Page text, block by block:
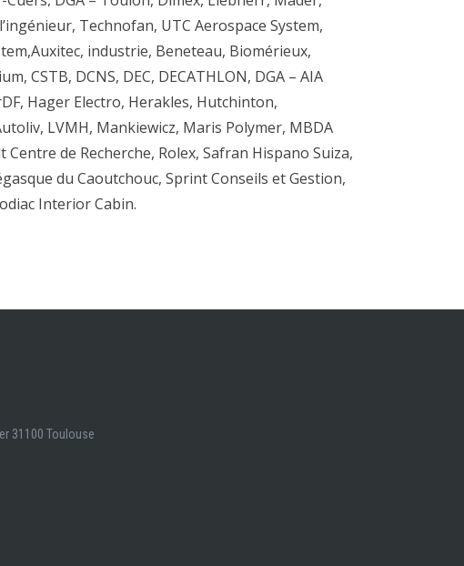
NOUS
Technofan, UTC Aerospace System,
industrie, Beneteau, Biomérieux,
CSTB, DCNS, DEC, DECATHLON, DGA – AIA
Hager Electro, Herakles, Hutchinton,
LVMH, Mankiewicz, Maris Polymer, MBDA
de Recherche, Rolex, Safran Hispano Suiza,
du Caoutchouc, Sprint Conseils et Gestion,
Interior Cabin.
31100 Toulouse